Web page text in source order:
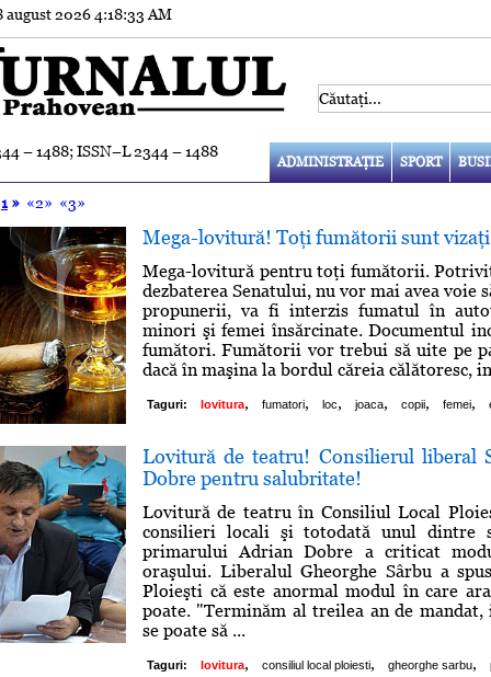
august 20264:18:34 AM
– 1488; ISSN–L 2344 – 1488
ADMINISTRAŢIE SPORT
1 » «2» «3»
Mega-lovitură! Toţi fumătorii sunt
Mega-lovitură pentru toţi fumătorii.
dezbaterea Senatului, nu vor mai avea voie
propunerii, va fi interzis fumatul în
minori şi femei însărcinate. Documentul
fumători. Fumătorii vor trebui să uite pe
dacă în maşina la bordul căreia călătoresc,
Taguri: lovitura, fumatori, loc, joaca, copii, femei,
Lovitură de teatru! Consilierul liberal
Dobre pentru salubritate!
Lovitură de teatru în Consiliul Local
consilieri locali şi totodată unul dintre
primarului Adrian Dobre a criticat
oraşului. Liberalul Gheorghe Sârbu a
Ploieşti că este anormal modul în care
poate. "Terminăm al treilea an de
se poate să ...
Taguri: lovitura, consiliul local ploiesti, gheorghe sarbu,